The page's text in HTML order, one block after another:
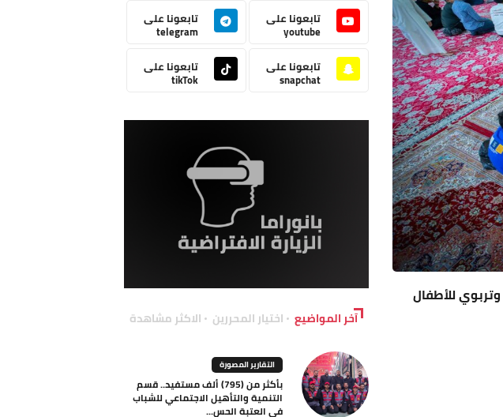
للأطفال
تابعونا على
youtube
تابعونا على
telegram
تابعونا على
snapchat
تابعونا على
tikTok
آخر المواضيع اختيار المحررين الاكثر مشاهدة
التقارير المصورة
بأكثر من (795) ألف مستفيد.. قسم
التنمية والتأهيل الاجتماعي للشباب
في العتبة الحس...